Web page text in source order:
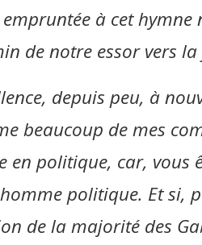
à cet
de notre essor vers
depuis peu, à
beaucoup de mes
en politique, car, vous
politique. Et si,
de la majorité des